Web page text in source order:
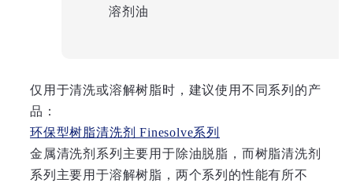
溶剂油
仅用于清洗或溶解树脂时，建议使用不同系列的产
品：
环保型树脂清洗剂 Finesolve系列
金属清洗剂系列主要用于除油脱脂，而树脂清洗剂
系列主要用于溶解树脂，两个系列的性能有所不